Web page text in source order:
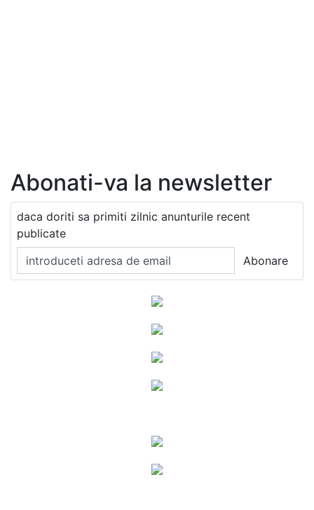
Abonati-va la newsletter
daca doriti sa primiti zilnic anunturile recent
publicate